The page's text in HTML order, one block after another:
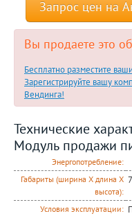
Запрос цен на
Вы продаете это
Бесплатно разместите
Зарегистрируйте вашу
Вендинга!
Технические
Модуль продажи
Энергопотребление:
Габариты (ширина Х длина Х
высота):
Условия эксплуатации: